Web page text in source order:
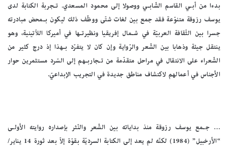
بدءا من أبـي القاسم الشّابـي ووصولا إلى محمود المسعدي. تـجربة الكتابة لدى
يوسف رزوقة متنوّعة فقد جمع بين لغات شتّى ووظّف ذلك ليكون بـمحض مبادرته
جسرا بين الثّقافة العربيّة في شـمال إفريقيا ونظيرتـها في أميركا اللاّتينية، وهو
ينتقل جيئة وذهابا بين الشّعر والرّواية وإن كان لا يتفرّد بـهذا إذ درج كثير من
الشّعراء على الانتقال في مراحل متقدّمة من تـجاربـهم إلى السّرد مستثمرين حوار
الأجناس في أعمالهم لاكتشاف مناطق جديدة في التجريب الإبداعيّ.
… جـمع يوسف رزوقة منذ بداياته بين الشّعر والنّثر بإصداره روايته الأولـى
“الأرخبيل” (1984) لكنّه لم يعد إلى الكتابة السرديّة بقوّة إلاّ بعد ثورة 14 يناير/